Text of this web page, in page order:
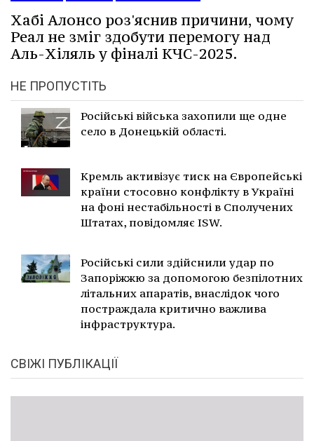
Хабі Алонсо роз'яснив причини, чому
Реал не зміг здобути перемогу над
Аль-Хіляль у фіналі КЧС-2025.
НЕ ПРОПУСТІТЬ
Російські війська захопили ще одне
село в Донецькій області.
Кремль активізує тиск на Європейські
країни стосовно конфлікту в Україні
на фоні нестабільності в Сполучених
Штатах, повідомляє ISW.
Російські сили здійснили удар по
Запоріжжю за допомогою безпілотних
літальних апаратів, внаслідок чого
постраждала критично важлива
інфраструктура.
СВІЖІ ПУБЛІКАЦІЇ